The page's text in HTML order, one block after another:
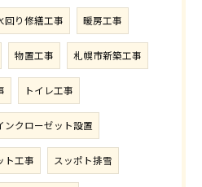
り修繕工事 暖房工事
物置工事 札幌市新築工事
トイレ工事
ンクローゼット設置
ト工事 スッポト排雪